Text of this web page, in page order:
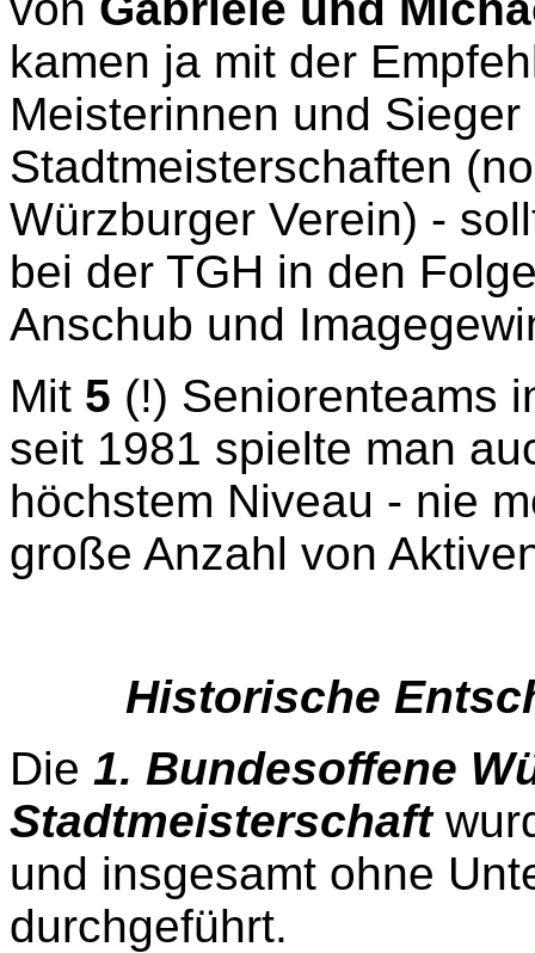
kamen ja mit der
Meisterinnen und
Stadtmeisterschaften
Würzburger Verein) -
bei der TGH in den
Anschub und
Mit 5 (!) Seniorenteams
seit 1981 spielte man
höchstem Niveau - nie
große Anzahl von
Historische
Die 1. Bundesoffene
Stadtmeisterschaft
und insgesamt ohne
durchgeführt.